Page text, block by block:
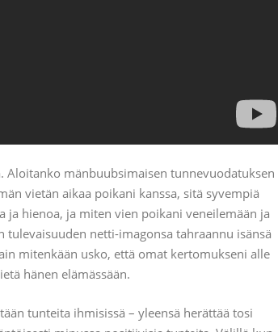
mänbuubsimaisen tunnevuodatuksen
vietän aikaa poikani kanssa, sitä syvempiä
hienoa, ja miten vien poikani veneilemään ja
netti-imagonsa tahraannu isänsä
mitenkään usko, että omat kertomukseni alle
hänen elämässään.
tunteita ihmisissä – yleensä herättää tosi